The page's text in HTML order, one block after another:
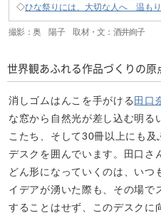
◇ひな祭りには、大切な人へ 温も
撮影：奥 陽子 取材・文：酒井絢子
世界観あふれる作品づくりの原
消しゴムはんこを手がける田口
な窓から自然光が差し込む明る
こたち、そして30冊以上にも
デスクを囲んでいます。田口さ
どん形になっていくのは、いつ
イデアが湧いた際も、その場で
することはせず、このデスクに